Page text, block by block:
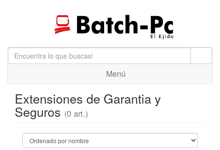
Menú
Extensiones de Garantia y
Seguros (0 art.)